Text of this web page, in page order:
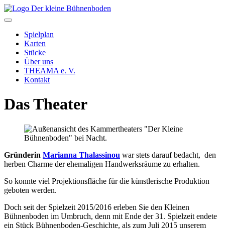
Spielplan
Karten
Stücke
Über uns
THEAMA e. V.
Kontakt
Das Theater
Gründerin Marianna Thalassinou war stets darauf bedacht, den
herben Charme der ehemaligen Handwerksräume zu erhalten.
So konnte viel Projektionsfläche für die künstlerische Produktion
geboten werden.
Doch seit der Spielzeit 2015/2016 erleben Sie den Kleinen
Bühnenboden im Umbruch, denn mit Ende der 31. Spielzeit endete
ein Stück Bühnenboden-Geschichte, als zum Juli 2015 unserem